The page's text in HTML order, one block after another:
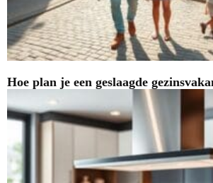
Hoe plan je een geslaagde